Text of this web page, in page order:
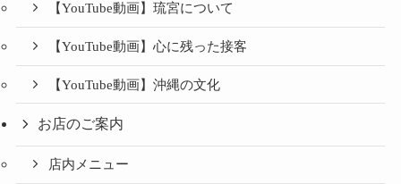
【YouTube動画】琉宮について
【YouTube動画】心に残った接客
【YouTube動画】沖縄の文化
お店のご案内
店内メニュー